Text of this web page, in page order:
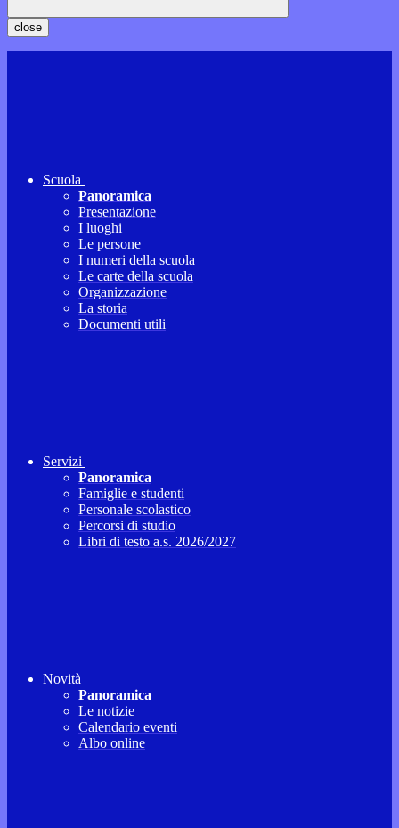
close
Scuola
Panoramica
Presentazione
I luoghi
Le persone
I numeri della scuola
Le carte della scuola
Organizzazione
La storia
Documenti utili
Servizi
Panoramica
Famiglie e studenti
Personale scolastico
Percorsi di studio
Libri di testo a.s. 2026/2027
Novità
Panoramica
Le notizie
Calendario eventi
Albo online